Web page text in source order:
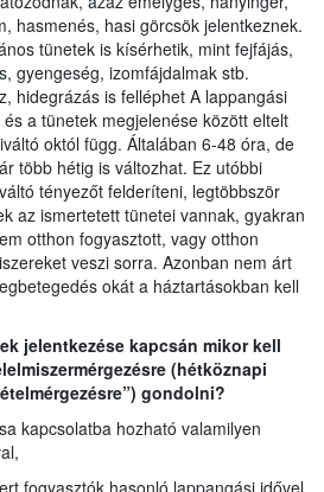
hasmenés, hasi görcsök jelentkeznek.
tünetek is kísérhetik, mint fejfájás,
gyengeség, izomfájdalmak stb.
hidegrázás is felléphet A lappangási
a tünetek megjelenése között eltelt
októl függ. Általában 6-48 óra, de
több hétig is változhat. Ez utóbbi
tényezőt felderíteni, legtöbbször
az ismertetett tünetei vannak, gyakran
otthon fogyasztott, vagy otthon
veszi sorra. Azonban nem árt
okát a háztartásokban kell
jelentkezése kapcsán mikor kell
(hétköznapi
gondolni?
kapcsolatba hozható valamilyen